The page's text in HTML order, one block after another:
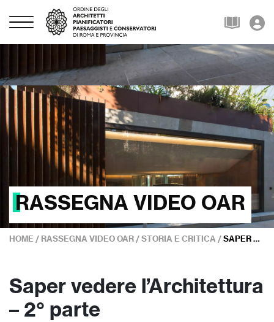
RASSEGNA VIDEO OAR
HOME / RASSEGNA VIDEO OAR /STORIA E CRITICA /SAPER VEDERE L’ARCHITETTURA – 2° PARTE
Saper vedere l’Architettura
– 2° parte